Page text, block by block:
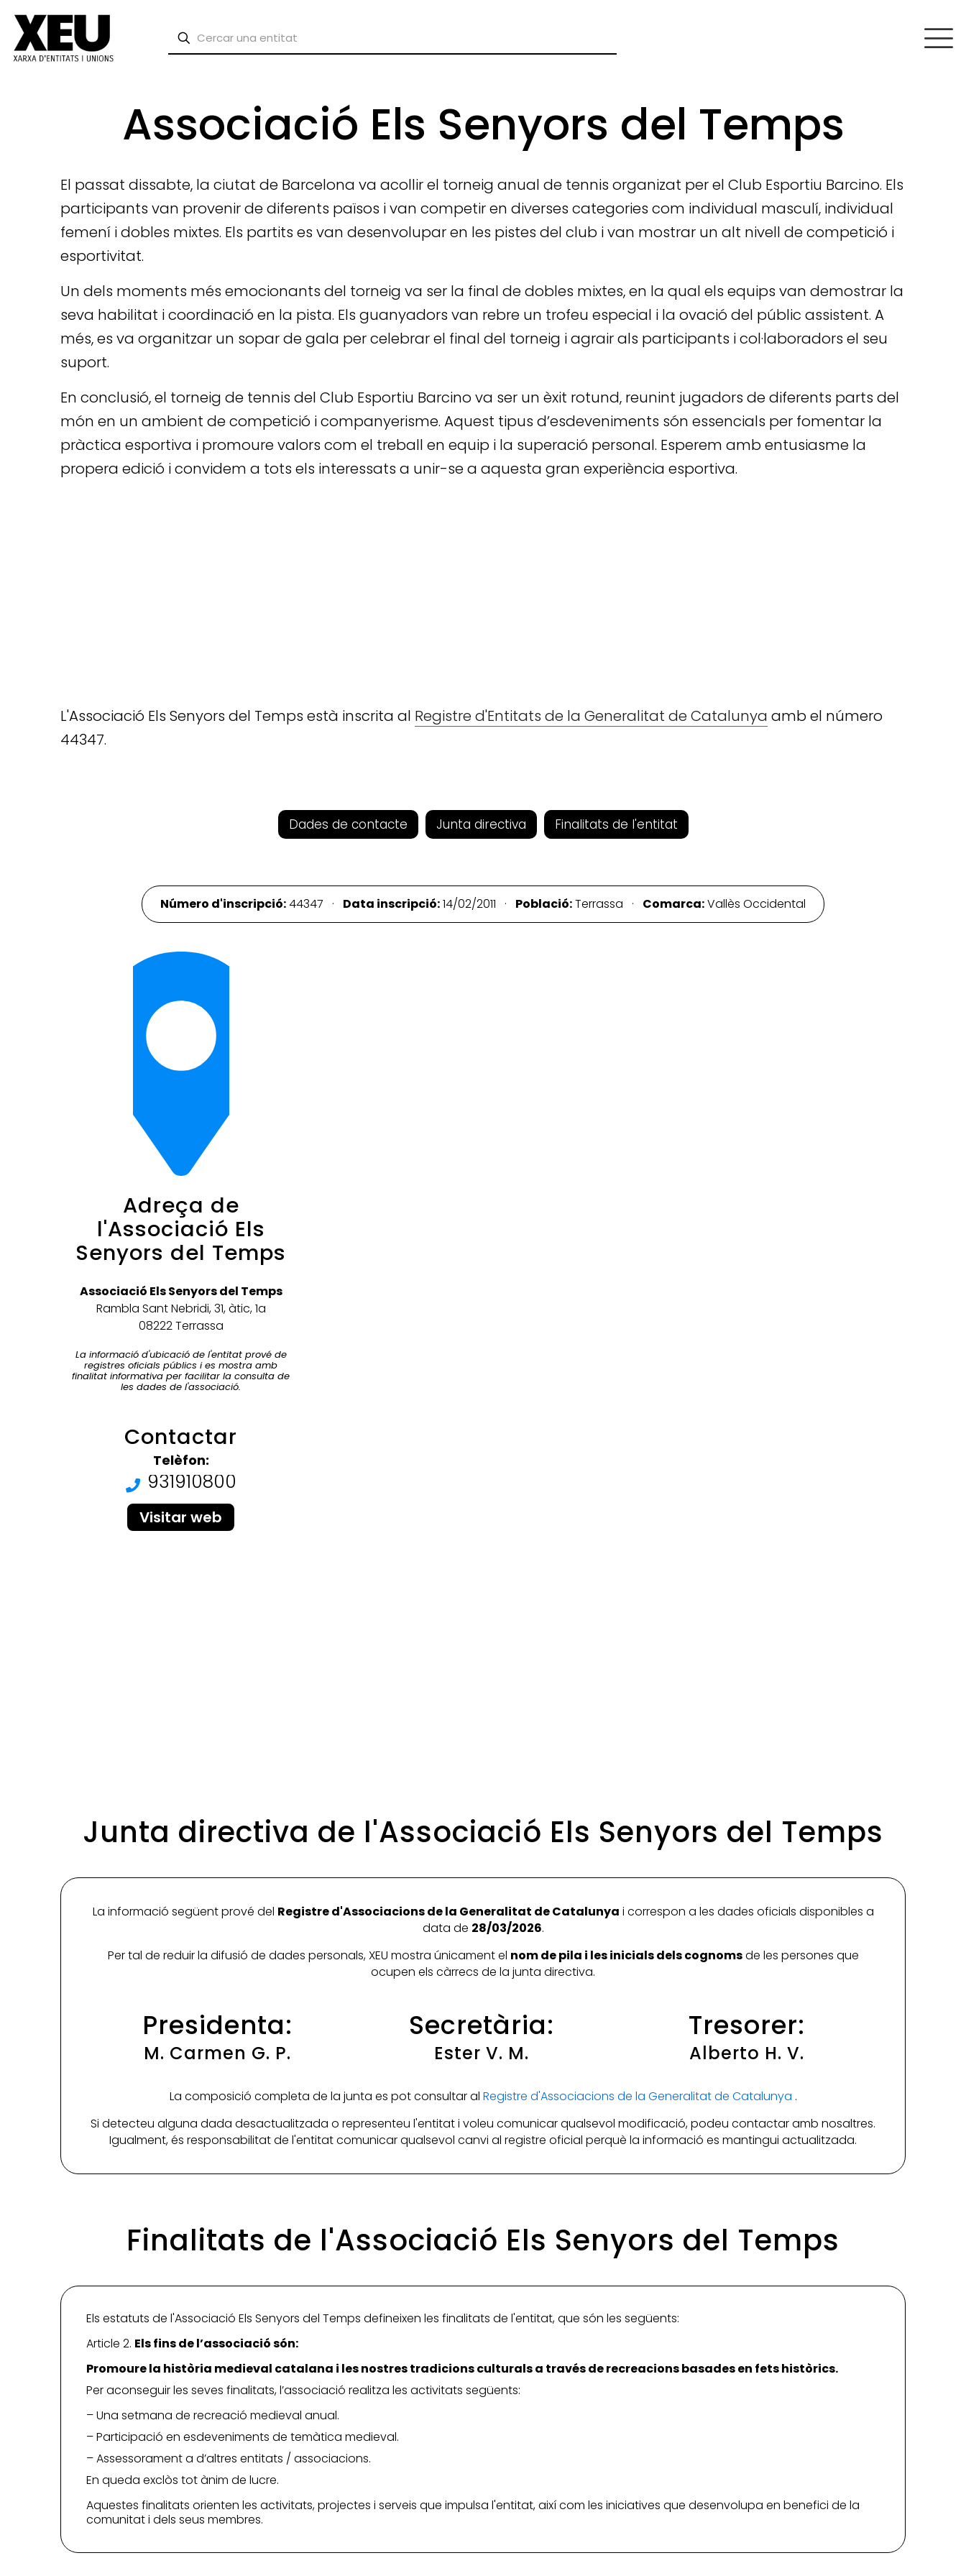
Associació Els Senyors del Temps
El passat dissabte, la ciutat de Barcelona va acollir el torneig anual de tennis organizat per el Club Esportiu Barcino. Els
participants van provenir de diferents països i van competir en diverses categories com individual masculí, individual
femení i dobles mixtes. Els partits es van desenvolupar en les pistes del club i van mostrar un alt nivell de competició i
esportivitat.
Un dels moments més emocionants del torneig va ser la final de dobles mixtes, en la qual els equips van demostrar la
seva habilitat i coordinació en la pista. Els guanyadors van rebre un trofeu especial i la ovació del públic assistent. A
més, es va organitzar un sopar de gala per celebrar el final del torneig i agrair als participants i col·laboradors el seu
suport.
En conclusió, el torneig de tennis del Club Esportiu Barcino va ser un èxit rotund, reunint jugadors de diferents parts del
món en un ambient de competició i companyerisme. Aquest tipus d’esdeveniments són essencials per fomentar la
pràctica esportiva i promoure valors com el treball en equip i la superació personal. Esperem amb entusiasme la
propera edició i convidem a tots els interessats a unir-se a aquesta gran experiència esportiva.
L'Associació Els Senyors del Temps està inscrita al Registre d'Entitats de la Generalitat de Catalunya amb el número
44347.
Dades de contacte Junta directiva Finalitats de l'entitat
Número d'inscripció:44347 · Data inscripció:14/02/2011 · Població:Terrassa · Comarca:Vallès Occidental
Adreça de
l'Associació Els
Senyors del Temps
Associació Els Senyors del Temps
Rambla Sant Nebridi, 31, àtic, 1a
08222 Terrassa
La informació d'ubicació de l'entitat prové de
registres oficials públics i es mostra amb
finalitat informativa per facilitar la consulta de
les dades de l'associació.
Contactar
Telèfon:
931910800
Visitar web
Junta directiva de l'Associació Els Senyors del Temps
La informació següent prové del Registre d'Associacions de la Generalitat de Catalunya i correspon a les dades oficials disponibles a
data de 28/03/2026.
Per tal de reduir la difusió de dades personals, XEU mostra únicament el nom de pila i les inicials dels cognomsde les persones que
ocupen els càrrecs de la junta directiva.
Presidenta:
M. Carmen G. P.
Secretària:
Ester V. M.
Tresorer:
Alberto H. V.
La composició completa de la junta es pot consultar al Registre d'Associacions de la Generalitat de Catalunya .
Si detecteu alguna dada desactualitzada o representeu l'entitat i voleu comunicar qualsevol modificació, podeu contactar amb nosaltres.
Igualment, és responsabilitat de l'entitat comunicar qualsevol canvi al registre oficial perquè la informació es mantingui actualitzada.
Finalitats de l'Associació Els Senyors del Temps
Els estatuts de l'Associació Els Senyors del Temps defineixen les finalitats de l'entitat, que són les següents:
Article 2. Els fins de l’associació són:
Promoure la història medieval catalana i les nostres tradicions culturals a través de recreacions basades en fets històrics.
Per aconseguir les seves finalitats, l’associació realitza les activitats següents:
– Una setmana de recreació medieval anual.
– Participació en esdeveniments de temàtica medieval.
– Assessorament a d’altres entitats / associacions.
En queda exclòs tot ànim de lucre.
Aquestes finalitats orienten les activitats, projectes i serveis que impulsa l'entitat, així com les iniciatives que desenvolupa en benefici de la
comunitat i dels seus membres.